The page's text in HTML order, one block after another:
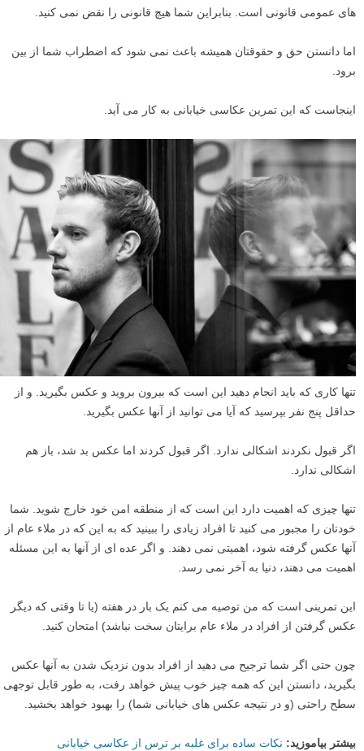
های عمومی قانونی است. بنابراین شما هیچ قانونی را نقض نمی کنید.
اما دانستن حق و حقوقتان همیشه باعث نمی شود که اضطراب شما از بین
برود.
اینجاست که این تمرین عکاسی خیابانی به کار می آید.
تنها کاری که باید انجام دهید این است که بیرون بروید و عکس بگیرید. و از
حداقل پنج نفر بپرسید که آیا می توانید از آنها عکس بگیرید.
اگر قبول نکردند اشکالی ندارد. اگر قبول کردند اما عکس بد شد، باز هم
اشکالی ندارد.
تنها چیزی که اهمیت دارد این است که از منطقه امن خود خارج شوید. شما
خودتان را مجبور می کنید تا افراد زیادی را ببینید که به این که در ملاء عام از
آنها عکس گرفته شود، اهمیتی نمی دهند. و اگر عده ای از آنها به این مسئله
اهمیت می دهند، دنیا به آخر نمی رسد.
این تمرینی است که من توصیه می کنم یک بار در هفته (یا تا وقتی که دیگر
عکس گرفتن از افراد در ملاء عام برایتان سخت نباشد) امتحان کنید.
چون حتی اگر شما ترجیح می دهید از افراد بدون نزدیک شدن به آنها عکس
بگیرید، دانستن این که همه چیز خوب پیش خواهد رفت، به طور قابل توجهی
سطح راحتی (و در نتیجه عکس های خیابانی شما) را بهبود خواهد بخشید.
بیشتر بیاموزید: نکات ساده برای غلبه بر ترس از عکاسی خیابانی